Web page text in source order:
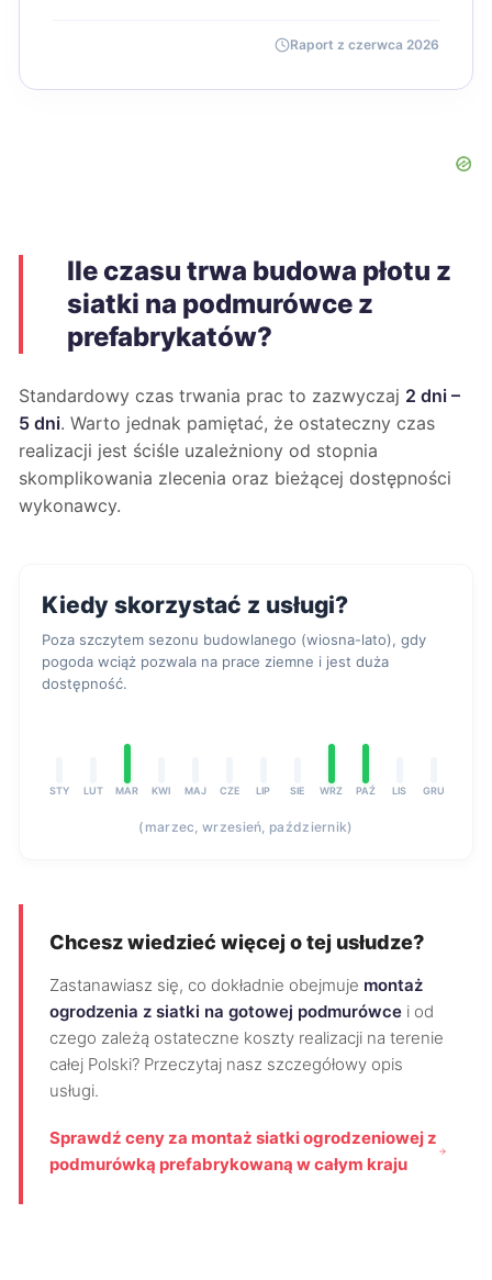
Raport z czerwca 2026
Ile czasu trwa budowa płotu z
siatki na podmurówce z
prefabrykatów?
Standardowy czas trwania prac to zazwyczaj 2 dni –
5 dni. Warto jednak pamiętać, że ostateczny czas
realizacji jest ściśle uzależniony od stopnia
skomplikowania zlecenia oraz bieżącej dostępności
wykonawcy.
Kiedy skorzystać z usługi?
Poza szczytem sezonu budowlanego (wiosna-lato), gdy
pogoda wciąż pozwala na prace ziemne i jest duża
dostępność.
STY LUT MAR KWI MAJ CZE LIP SIE WRZ PAŹ LIS GRU
(marzec, wrzesień, październik)
Chcesz wiedzieć więcej o tej usłudze?
Zastanawiasz się, co dokładnie obejmuje montaż
ogrodzenia z siatki na gotowej podmurówce i od
czego zależą ostateczne koszty realizacji na terenie
całej Polski? Przeczytaj nasz szczegółowy opis
usługi.
Sprawdź ceny za montaż siatki ogrodzeniowej z
podmurówką prefabrykowaną w całym kraju